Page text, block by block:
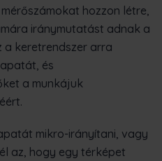
hozzon létre,
iránymutatást adnak a
a keretrendszer arra
és
a munkájuk
mikro-irányítani, vagy
az, hogy egy térképet